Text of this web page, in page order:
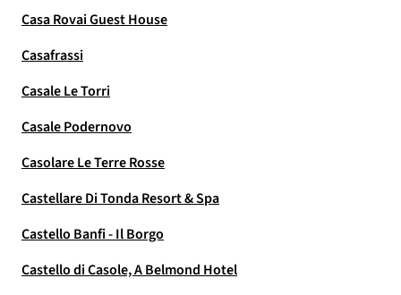
Casa Rovai Guest House
Casafrassi
Casale Le Torri
Casale Podernovo
Casolare Le Terre Rosse
Castellare Di Tonda Resort & Spa
Castello Banfi - Il Borgo
Castello di Casole, A Belmond Hotel